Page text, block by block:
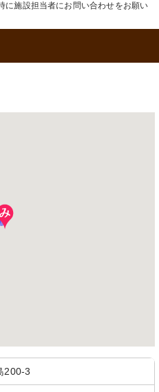
施設担当者にお問い合わせをお願い
200-3